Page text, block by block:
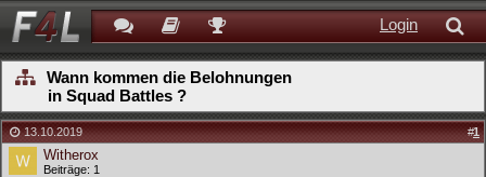
Login
Wann kommen die Belohnungen
in Squad Battles ?
13.10.2019 #1
Witherox
Beiträge: 1